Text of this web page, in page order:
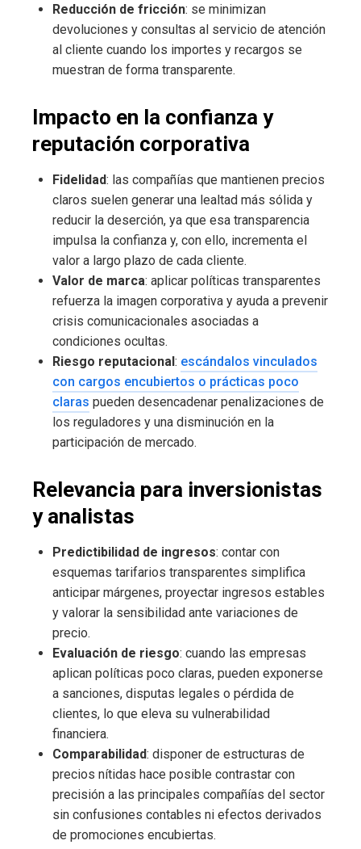
Reducción de fricción: se minimizan
devoluciones y consultas al servicio de atención
al cliente cuando los importes y recargos se
muestran de forma transparente.
Impacto en la confianza y
reputación corporativa
Fidelidad: las compañías que mantienen precios
claros suelen generar una lealtad más sólida y
reducir la deserción, ya que esa transparencia
impulsa la confianza y, con ello, incrementa el
valor a largo plazo de cada cliente.
Valor de marca: aplicar políticas transparentes
refuerza la imagen corporativa y ayuda a prevenir
crisis comunicacionales asociadas a
condiciones ocultas.
Riesgo reputacional: escándalos vinculados
con cargos encubiertos o prácticas poco
claras pueden desencadenar penalizaciones de
los reguladores y una disminución en la
participación de mercado.
Relevancia para inversionistas
y analistas
Predictibilidad de ingresos: contar con
esquemas tarifarios transparentes simplifica
anticipar márgenes, proyectar ingresos estables
y valorar la sensibilidad ante variaciones de
precio.
Evaluación de riesgo: cuando las empresas
aplican políticas poco claras, pueden exponerse
a sanciones, disputas legales o pérdida de
clientes, lo que eleva su vulnerabilidad
financiera.
Comparabilidad: disponer de estructuras de
precios nítidas hace posible contrastar con
precisión a las principales compañías del sector
sin confusiones contables ni efectos derivados
de promociones encubiertas.